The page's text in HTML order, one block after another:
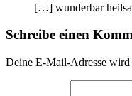
[…] wunderbar
Schreibe einen
Deine E-Mail-Adresse